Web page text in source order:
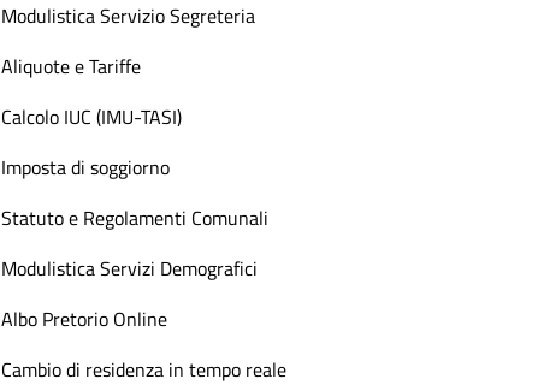
Modulistica Servizio Segreteria
Aliquote e Tariffe
Calcolo IUC (IMU-TASI)
Imposta di soggiorno
Statuto e Regolamenti Comunali
Modulistica Servizi Demografici
Albo Pretorio Online
Cambio di residenza in tempo reale